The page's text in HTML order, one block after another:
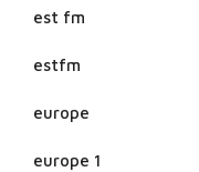
est fm
estfm
europe
europe 1